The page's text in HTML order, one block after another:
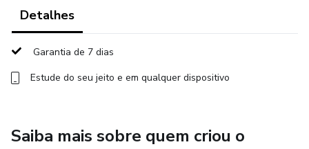
Detalhes
Garantia de 7 dias
Estude do seu jeito e em qualquer dispositivo
Saiba mais sobre quem criou o